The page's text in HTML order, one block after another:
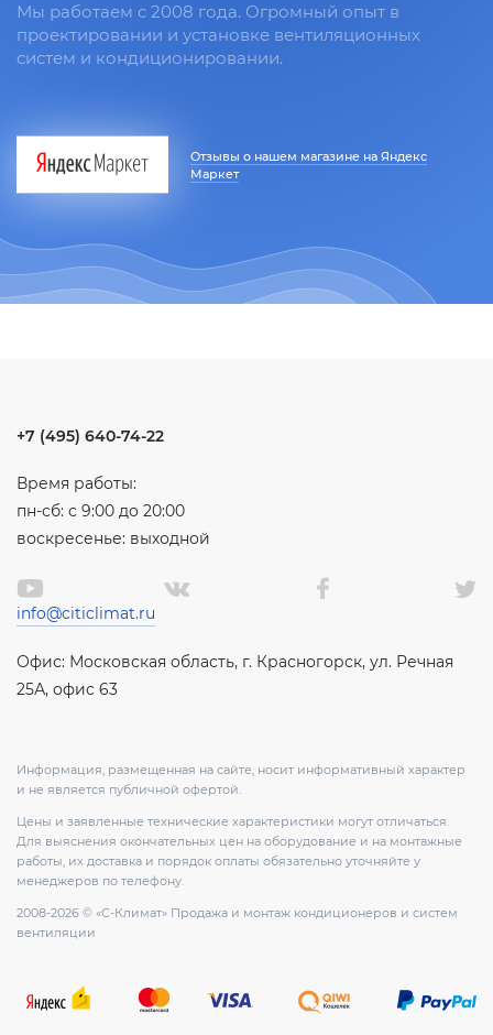
Мы работаем с 2008 года. Огромный опыт в
проектировании и установке вентиляционных
систем и кондиционировании.
Отзывы о нашем магазине на Яндекс
Маркет
+7 (495) 640-74-22
Время работы:
пн-сб: с 9:00 до 20:00
воскресенье: выходной
info@citiclimat.ru
Офис: Московская область, г. Красногорск, ул. Речная
25А, офис 63
Информация, размещенная на сайте, носит информативный характер
и не является публичной офертой.
Цены и заявленные технические характеристики могут отличаться.
Для выяснения окончательных цен на оборудование и на монтажные
работы, их доставка и порядок оплаты обязательно уточняйте у
менеджеров по телефону.
2008-2026 © «С-Климат» Продажа и монтаж кондиционеров и систем
вентиляции